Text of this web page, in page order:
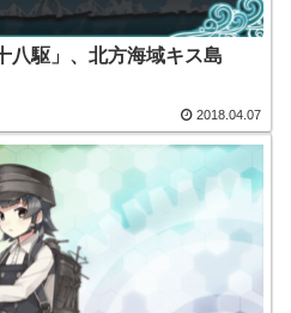
八駆」、北方海域キス島
2018.04.07